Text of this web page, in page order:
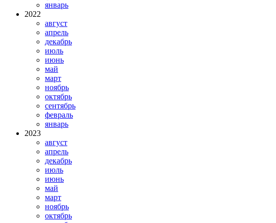
январь
2022
август
апрель
декабрь
июль
июнь
май
март
ноябрь
октябрь
сентябрь
февраль
январь
2023
август
апрель
декабрь
июль
июнь
май
март
ноябрь
октябрь